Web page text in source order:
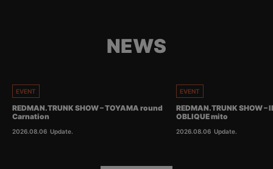
NEWS
EVENT
REDMAN.TRUNK SHOW – TOYAMA round
Carnation
2026.08.06 Update.
EVENT
REDMAN.TRUNK SHOW
OBLIQUE mito
2026.08.06 Update.